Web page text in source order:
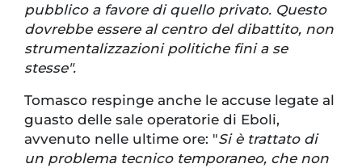
pubblico a favore di quello privato. Questo
dovrebbe essere al centro del dibattito, non
strumentalizzazioni politiche fini a se
stesse".
Tomasco respinge anche le accuse legate al
guasto delle sale operatorie di Eboli,
avvenuto nelle ultime ore: "Si è trattato di
un problema tecnico temporaneo, che non